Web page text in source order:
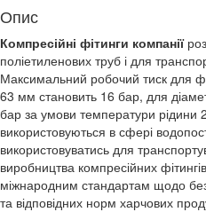
Опис
Компресійні фітинги компанії
поліетиленових труб і для
Максимальний робочий тиск для
63 мм становить 16 бар, для
бар за умови температури
використовуються в сфері
використовуватись для
виробництва компресійних
міжнародним стандартам щодо
та відповідних норм харчових